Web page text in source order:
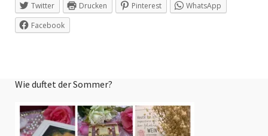
Twitter Drucken Pinterest
WhatsApp
Facebook
Wie duftet der Sommer?